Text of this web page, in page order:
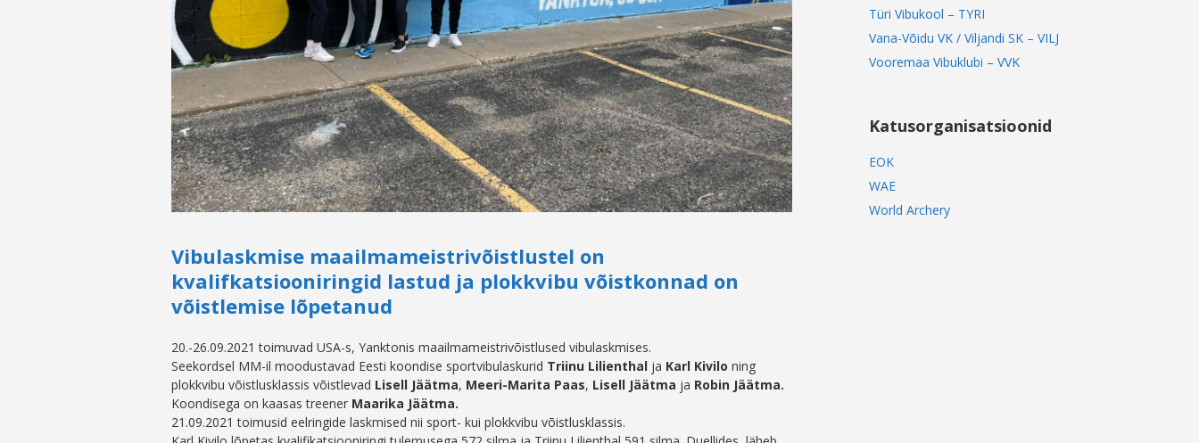
Vibulaskmise maailmameistrivõistlustel on
kvalifkatsiooniringid lastud ja plokkvibu võistkonnad on
võistlemise lõpetanud
20.-26.09.2021 toimuvad USA-s, Yanktonis maailmameistrivõistlused vibulaskmises.
Seekordsel MM-il moodustavad Eesti koondise sportvibulaskurid Triinu Lilienthal ja Karl Kivilo ning
plokkvibu võistlusklassis võistlevad Lisell Jäätma, Meeri-Marita Paas, Lisell Jäätma ja Robin Jäätma.
Koondisega on kaasas treener Maarika Jäätma.
21.09.2021 toimusid eelringide laskmised nii sport- kui plokkvibu võistlusklassis.
Türi Vibukool – TYRI
Vana-Võidu VK / Viljandi SK – VILJ
Vooremaa Vibuklubi – VVK
Katusorganisatsioonid
EOK
WAE
World Archery